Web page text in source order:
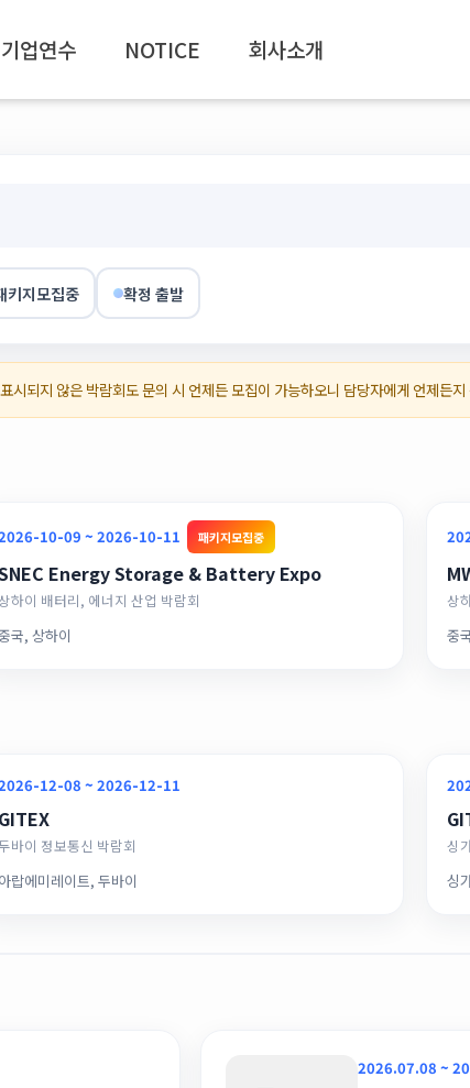
기업연수 NOTICE 회사소개
키지모집중 확정 출발
시되지 않은 박람회도 문의 시 언제든 모집이 가능하오니 담당자에게 언제든
10-09 ~ 2026-10-11 패키지모집중
Energy Storage & Battery Expo
상하이 배터리, 에너지 산업 박람회
국, 상하이
상
중
12-08 ~ 2026-12-11
GITEX
바이 정보통신 박람회
아랍에미레이트, 두바이
싱
싱
2026.07.08 ~